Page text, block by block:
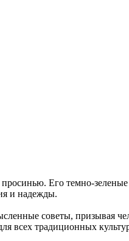
Его темно-
и надежды.
советы, призывая
всех традиционных